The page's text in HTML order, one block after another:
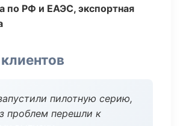
по РФ и ЕАЭС, экспортная
пилотную серию,
проблем перешли к